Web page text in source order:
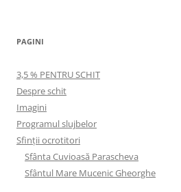
PAGINI
3,5 % PENTRU SCHIT
Despre schit
Imagini
Programul slujbelor
Sfinţii ocrotitori
Sfânta Cuvioasă Parascheva
Sfântul Mare Mucenic Gheorghe